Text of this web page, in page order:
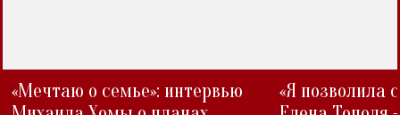
«Мечтаю о семье»: интервью
«Я позволила